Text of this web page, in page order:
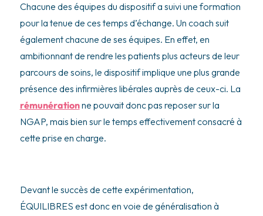
Chacune des équipes du dispositif a suivi une formation
pour la tenue de ces temps d’échange. Un coach suit
également chacune de ses équipes. En effet, en
ambitionnant de rendre les patients plus acteurs de leur
parcours de soins, le dispositif implique une plus grande
présence des infirmières libérales auprès de ceux-ci. La
rémunérationne pouvait donc pas reposer sur la
NGAP, mais bien sur le temps effectivement consacré à
cette prise en charge.
Devant le succès de cette expérimentation,
ÉQUILIBRES est donc en voie de généralisation à